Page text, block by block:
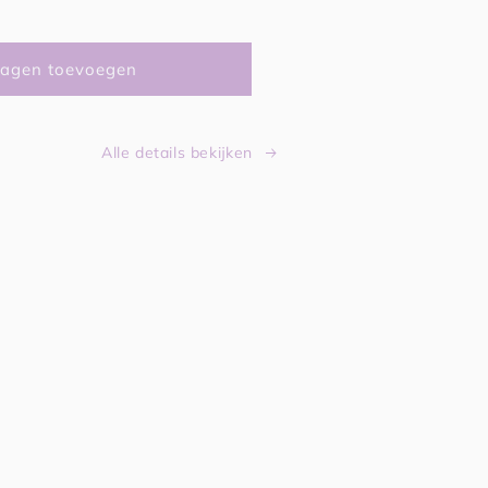
toevoegen
Alle details bekijken